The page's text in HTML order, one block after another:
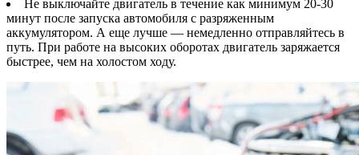
Не выключайте двигатель в течение как минимум 20-30
минут после запуска автомобиля с разряженным
аккумулятором. А еще лучше — немедленно отправляйтесь в
путь. При работе на высоких оборотах двигатель заряжается
быстрее, чем на холостом ходу.